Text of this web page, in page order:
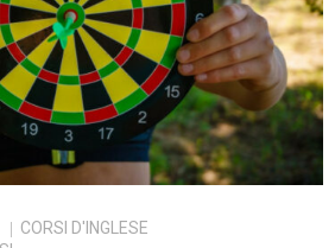
CORSI D'INGLESE